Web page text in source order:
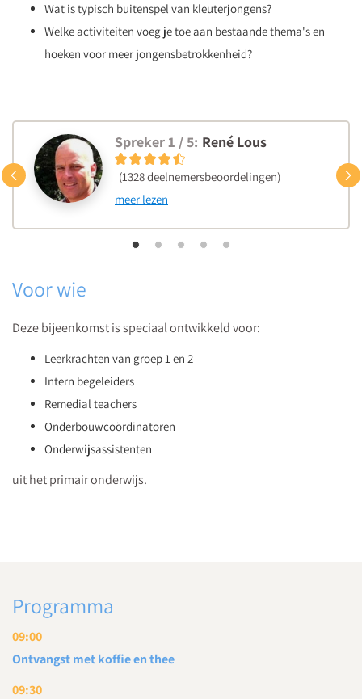
verschillen
embryonale
fase
tot
jaar.
Wat is typisch buitenspel van kleuterjongens?
Welke activiteiten voeg je toe aan bestaande thema's en
hoeken voor meer jongensbetrokkenheid?
Spreker 1 / 5: René Lous
(1328 deelnemersbeoordelingen)
meer lezen
Vorige
Voor wie
Deze bijeenkomst is speciaal ontwikkeld voor:
Leerkrachten van groep 1 en 2
Intern begeleiders
Remedial teachers
Onderbouwcoördinatoren
Onderwijsassistenten
uit het primair onderwijs.
Programma
09:00
Ontvangst met koffie en thee
09:30